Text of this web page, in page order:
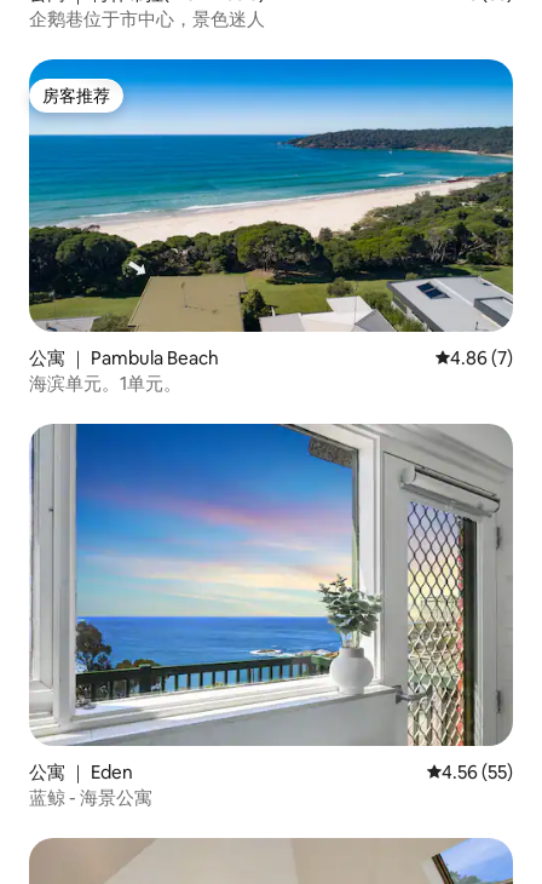
企鹅巷位于市中心，景色迷人
房客推荐
房客推荐
公寓 ｜ Pambula Beach 平均评分
4.86 (7)
海滨单元。1单元。
公寓 ｜ Eden 平均评分
4.56 (55)
蓝鲸 - 海景公寓